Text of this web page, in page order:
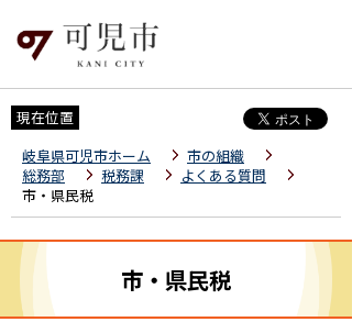
現在位置
岐阜県可児市ホーム
市の組織
総務部
税務課
よくある質問
市・県民税
市・県民税